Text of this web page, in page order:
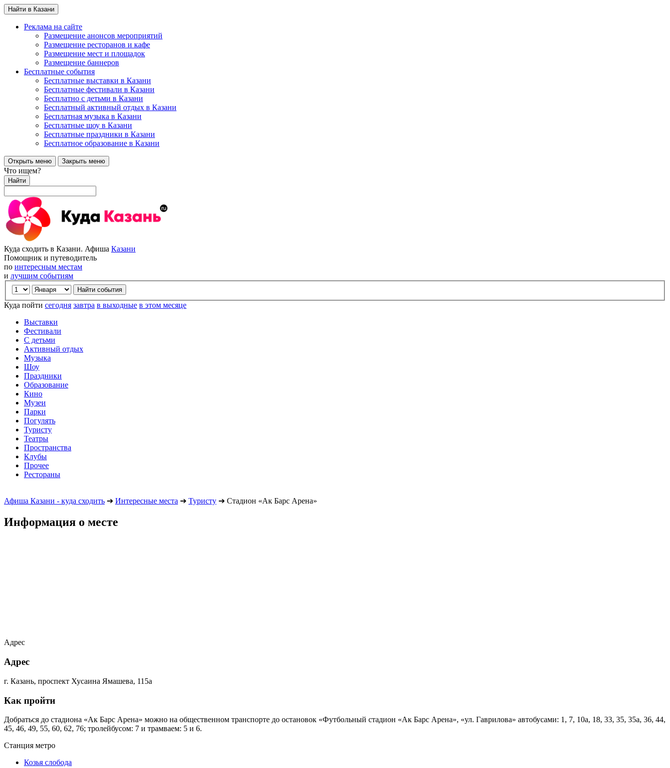
Найти в Казани
Реклама на сайте
Размещение анонсов мероприятий
Размещение ресторанов и кафе
Размещение мест и площадок
Размещение баннеров
Бесплатные события
Бесплатные выставки в Казани
Бесплатные фестивали в Казани
Бесплатно с детьми в Казани
Бесплатный активный отдых в Казани
Бесплатная музыка в Казани
Бесплатные шоу в Казани
Бесплатные праздники в Казани
Бесплатное образование в Казани
Открыть меню Закрыть меню
Что ищем?
Найти
Куда сходить в Казани. Афиша Казани
Помощник и путеводитель
по интересным местам
и лучшим событиям
Куда пойти сегодня завтра в выходные в этом месяце
Выставки
Фестивали
С детьми
Активный отдых
Музыка
Шоу
Праздники
Образование
Кино
Музеи
Парки
Погулять
Туристу
Театры
Пространства
Клубы
Прочее
Рестораны
Афиша Казани - куда сходить ➔ Интересные места ➔ Туристу ➔ Стадион «Ак Барс Арена»
Информация о месте
Адрес
Адрес
г. Казань, проспект Хусаина Ямашева, 115а
Как пройти
Добраться до стадиона «Ак Барс Арена» можно на общественном транспорте до остановок «Футбольный стадион «Ак Барс Арена», «ул. Гаврилова» автобусами: 1, 7, 10а, 18, 33, 35, 35а, 36, 44,
45, 46, 49, 55, 60, 62, 76; тролейбусом: 7 и трамваем: 5 и 6.
Станция метро
Козья слобода